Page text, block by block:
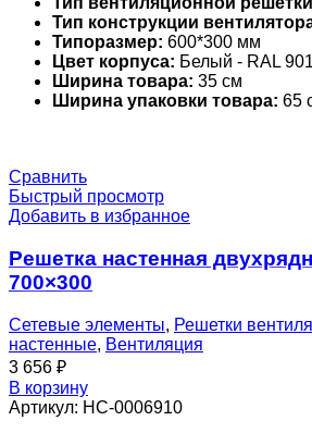
Тип конструкции
Типоразмер: 600*300 мм
Цвет корпуса: Белый - RAL
Ширина товара: 35 см
Ширина упаковки товара: 65
Сравнить
Быстрый просмотр
Добавить в избранное
Решетка настенная
700×300
Сетевые элементы, Решетки
настенные, Вентиляция
3 656 ₽
В корзину
Артикул: НС-0006910